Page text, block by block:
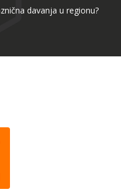
davanja u regionu?